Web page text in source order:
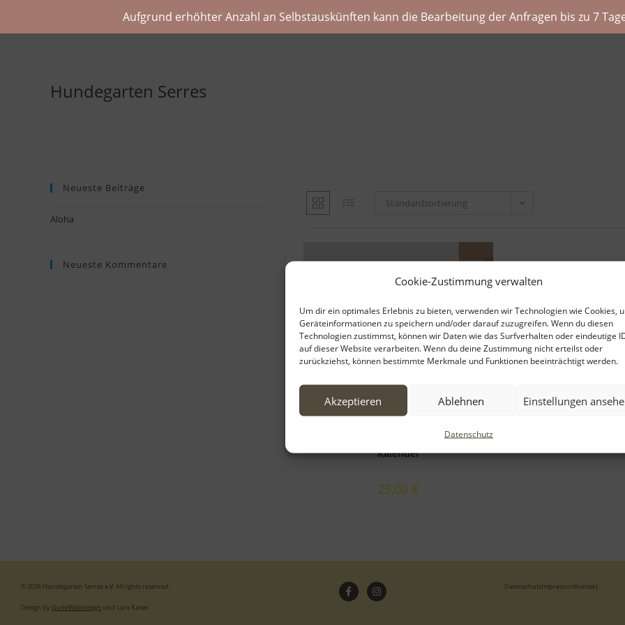
Aufgrund erhöhter Anzahl an Selbstauskünften kann die Bearbeitung der Anfragen bis zu 7
Cookie-Zustimmung verwalten
Um dir ein optimales Erlebnis zu bieten, verwenden wir Technologien wie Cookies,
Geräteinformationen zu speichern und/oder darauf zuzugreifen. Wenn du diesen
Technologien zustimmst, können wir Daten wie das Surfverhalten oder eindeutige
auf dieser Website verarbeiten. Wenn du deine Zustimmung nicht erteilst oder
zurückziehst, können bestimmte Merkmale und Funktionen beeinträchtigt werden.
Akzeptieren Ablehnen Einstellungen
Datenschutz
Hundegarten Serres
Standardsortierung
Kalender
25,00€
Neueste Beiträge
Aloha
Neueste Kommentare
© 2026 Hundegarten Serres e.V. All rights reserved.
Design by GudeWebdesign und Lara Kaiser
DatenschutzImpressumKontakt